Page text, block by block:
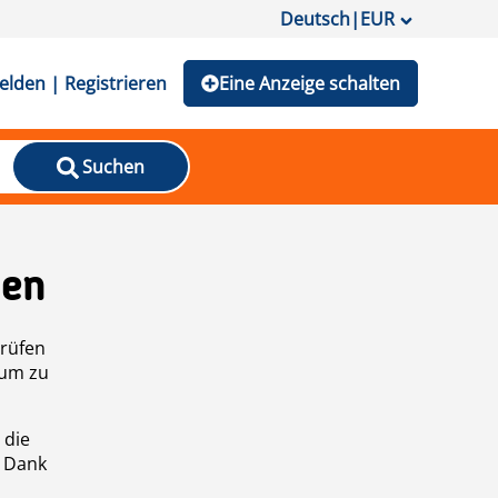
Deutsch|EUR
| Registrieren Eine Anzeige schalten
Suchen
zu
die